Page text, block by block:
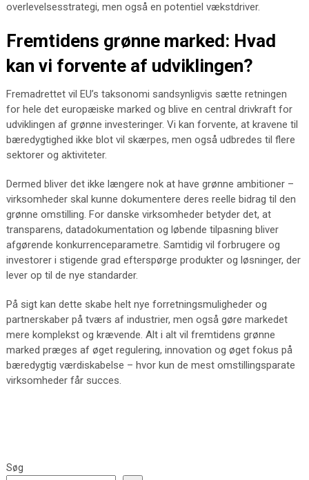
overlevelsesstrategi, men også en potentiel vækstdriver.
Fremtidens grønne marked: Hvad
kan vi forvente af udviklingen?
Fremadrettet vil EU’s taksonomi sandsynligvis sætte retningen
for hele det europæiske marked og blive en central drivkraft for
udviklingen af grønne investeringer. Vi kan forvente, at kravene til
bæredygtighed ikke blot vil skærpes, men også udbredes til flere
sektorer og aktiviteter.
Dermed bliver det ikke længere nok at have grønne ambitioner –
virksomheder skal kunne dokumentere deres reelle bidrag til den
grønne omstilling. For danske virksomheder betyder det, at
transparens, datadokumentation og løbende tilpasning bliver
afgørende konkurrenceparametre. Samtidig vil forbrugere og
investorer i stigende grad efterspørge produkter og løsninger, der
lever op til de nye standarder.
På sigt kan dette skabe helt nye forretningsmuligheder og
partnerskaber på tværs af industrier, men også gøre markedet
mere komplekst og krævende. Alt i alt vil fremtidens grønne
marked præges af øget regulering, innovation og øget fokus på
bæredygtig værdiskabelse – hvor kun de mest omstillingsparate
virksomheder får succes.
Søg